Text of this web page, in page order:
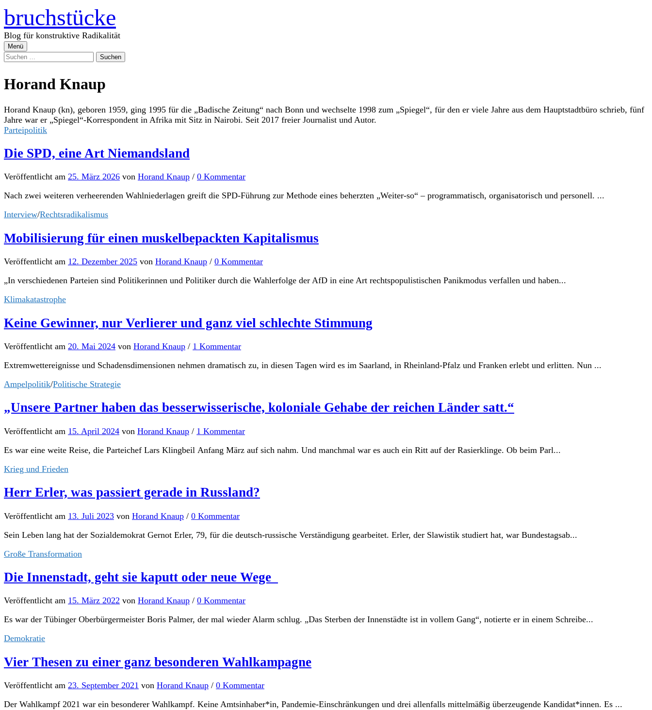
Zum
Inhalt
überspringen
bruchstücke
Blog für konstruktive Radikalität
Menü
Suchen
Horand Knaup
Horand Knaup (kn), geboren 1959, ging 1995 für die „Badische Zeitung“ nach Bonn und wechselte 1998 zum „Spiegel“, für den er viele Jahre aus dem Hauptstadtbüro schrieb, fünf
Jahre war er „Spiegel“-Korrespondent in Afrika mit Sitz in Nairobi. Seit 2017 freier Journalist und Autor.
Parteipolitik
Die SPD, eine Art Niemandsland
Veröffentlicht am 25. März 2026 von Horand Knaup / 0 Kommentar
Nach zwei weiteren verheerenden Wahlniederlagen greift die SPD-Führung zur Methode eines beherzten „Weiter-so“ – programmatisch, organisatorisch und personell. ...
Interview/Rechtsradikalismus
Mobilisierung für einen muskelbepackten Kapitalismus
Veröffentlicht am 12. Dezember 2025 von Horand Knaup / 0 Kommentar
„In verschiedenen Parteien sind Politikerinnen und Politiker durch die Wahlerfolge der AfD in eine Art rechtspopulistischen Panikmodus verfallen und haben...
Klimakatastrophe
Keine Gewinner, nur Verlierer und ganz viel schlechte Stimmung
Veröffentlicht am 20. Mai 2024 von Horand Knaup / 1 Kommentar
Extremwettereignisse und Schadensdimensionen nehmen dramatisch zu, in diesen Tagen wird es im Saarland, in Rheinland-Pfalz und Franken erlebt und erlitten. Nun ...
Ampelpolitik/Politische Strategie
„Unsere Partner haben das besserwisserische, koloniale Gehabe der reichen Länder satt.“
Veröffentlicht am 15. April 2024 von Horand Knaup / 1 Kommentar
Es war eine weite Reise, die Parteichef Lars Klingbeil Anfang März auf sich nahm. Und manchmal war es auch ein Ritt auf der Rasierklinge. Ob beim Parl...
Krieg und Frieden
Herr Erler, was passiert gerade in Russland?
Veröffentlicht am 13. Juli 2023 von Horand Knaup / 0 Kommentar
Sein Leben lang hat der Sozialdemokrat Gernot Erler, 79, für die deutsch-russische Verständigung gearbeitet. Erler, der Slawistik studiert hat, war Bundestagsab...
Große Transformation
Die Innenstadt, geht sie kaputt oder neue Wege
Veröffentlicht am 15. März 2022 von Horand Knaup / 0 Kommentar
Es war der Tübinger Oberbürgermeister Boris Palmer, der mal wieder Alarm schlug. „Das Sterben der Innenstädte ist in vollem Gang“, notierte er in einem Schreibe...
Demokratie
Vier Thesen zu einer ganz besonderen Wahlkampagne
Veröffentlicht am 23. September 2021 von Horand Knaup / 0 Kommentar
Der Wahlkampf 2021 war ein besonderer Wahlkampf. Keine Amtsinhaber*in, Pandemie-Einschränkungen und drei allenfalls mittelmäßig überzeugende Kandidat*innen. Es ...